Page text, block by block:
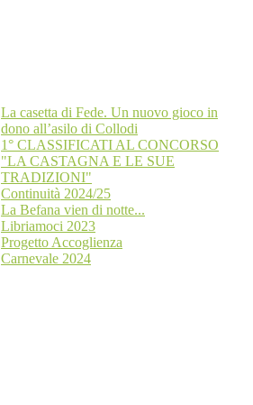
La casetta di Fede. Un nuovo gioco in
dono all’asilo di Collodi
1° CLASSIFICATI AL CONCORSO
"LA CASTAGNA E LE SUE
TRADIZIONI"
Continuità 2024/25
La Befana vien di notte...
Libriamoci 2023
Progetto Accoglienza
Carnevale 2024